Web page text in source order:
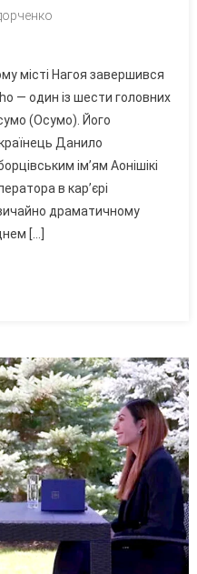
місті Нагоя завершився
— один із шести головних
(Осумо). Його
Данило
ім’ям Аонішікі
в кар’єрі
драматичному
[…]